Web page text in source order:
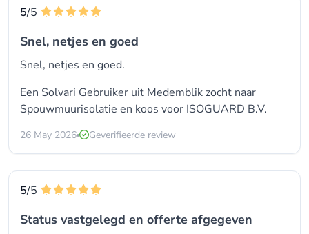
5/5
Snel, netjes en goed
Snel, netjes en goed.
Een Solvari Gebruiker uit Medemblik zocht naar
Spouwmuurisolatie en koos voor ISOGUARD B.V.
26 May 2026 Geverifieerde review
5/5
Status vastgelegd en offerte afgegeven